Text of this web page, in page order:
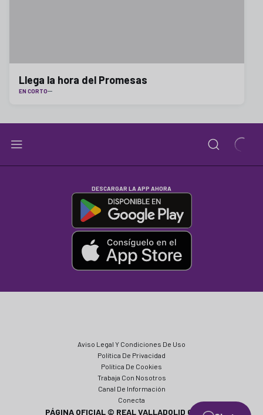
Llega la hora del Promesas
EN CORTO
DESCARGAR LA APP AHORA
Aviso Legal Y Condiciones De Uso
Política De Privacidad
Política De Cookies
Trabaja Con Nosotros
Canal De Información
Conecta
PÁGINA OFICIAL © REAL VALLADOLID CF 2024